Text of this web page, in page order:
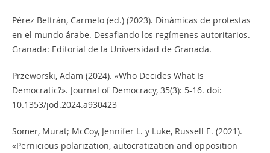
Pérez Beltrán, Carmelo (ed.) (2023). Dinámicas de protestas
en el mundo árabe. Desafiando los regímenes autoritarios.
Granada: Editorial de la Universidad de Granada.
Przeworski, Adam (2024). «Who Decides What Is
Democratic?». Journal of Democracy, 35(3): 5-16. doi:
10.1353/jod.2024.a930423
Somer, Murat; McCoy, Jennifer L. y Luke, Russell E. (2021).
«Pernicious polarization, autocratization and opposition